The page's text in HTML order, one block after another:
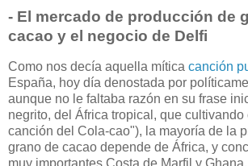
- El mercado de producción de
cacao y el negocio de Delfi
Como nos decía aquella mítica canción
España, hoy día denostada por
aunque no le faltaba razón en su frase
negrito, del África tropical, que cultivando
canción del Cola-cao"), la mayoría de la
grano de cacao depende de África, y
muy importantes Costa de Marfil y